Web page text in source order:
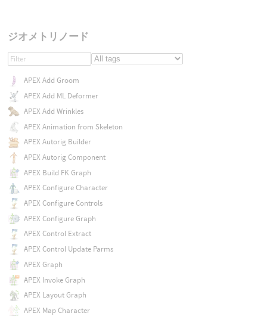
ジオメトリノード
APEX Add Groom
APEX Add ML Deformer
APEX Add Wrinkles
APEX Animation from Skeleton
APEX Autorig Builder
APEX Autorig Component
APEX Build FK Graph
APEX Configure Character
APEX Configure Controls
APEX Configure Graph
APEX Control Extract
APEX Control Update Parms
APEX Graph
APEX Invoke Graph
APEX Layout Graph
APEX Map Character